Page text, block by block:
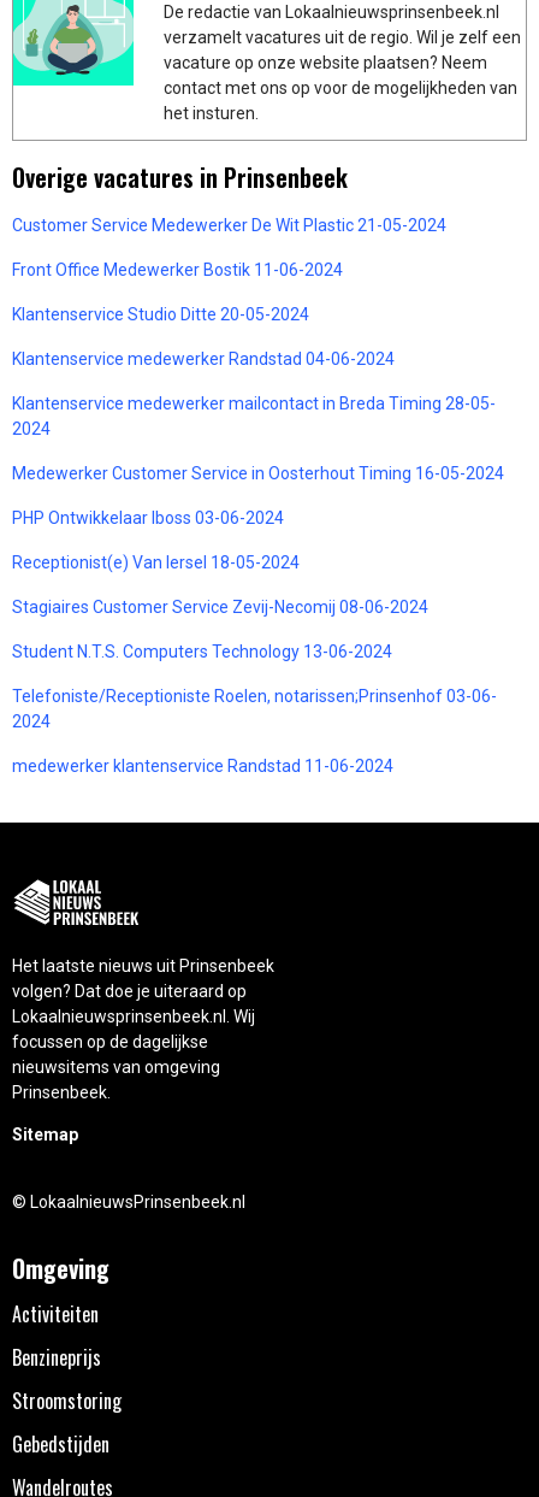
De redactie van Lokaalnieuwsprinsenbeek.nl
verzamelt vacatures uit de regio. Wil je zelf een
vacature op onze website plaatsen? Neem
contact met ons op voor de mogelijkheden van
het insturen.
Overige vacatures in Prinsenbeek
Customer Service Medewerker De Wit Plastic 21-05-2024
Front Office Medewerker Bostik 11-06-2024
Klantenservice Studio Ditte 20-05-2024
Klantenservice medewerker Randstad 04-06-2024
Klantenservice medewerker mailcontact in Breda Timing 28-05-
2024
Medewerker Customer Service in Oosterhout Timing 16-05-2024
PHP Ontwikkelaar Iboss 03-06-2024
Receptionist(e) Van Iersel 18-05-2024
Stagiaires Customer Service Zevij-Necomij 08-06-2024
Student N.T.S. Computers Technology 13-06-2024
Telefoniste/Receptioniste Roelen, notarissen;Prinsenhof 03-06-
2024
medewerker klantenservice Randstad 11-06-2024
Het laatste nieuws uit Prinsenbeek
volgen? Dat doe je uiteraard op
Lokaalnieuwsprinsenbeek.nl. Wij
focussen op de dagelijkse
nieuwsitems van omgeving
Prinsenbeek.
Sitemap
© LokaalnieuwsPrinsenbeek.nl
Omgeving
Activiteiten
Benzineprijs
Stroomstoring
Gebedstijden
Wandelroutes